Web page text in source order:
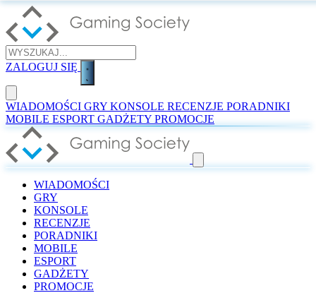
ZALOGUJ SIĘ
WIADOMOŚCI GRY KONSOLE RECENZJE PORADNIKI
MOBILE ESPORT GADŻETY PROMOCJE
WIADOMOŚCI
GRY
KONSOLE
RECENZJE
PORADNIKI
MOBILE
ESPORT
GADŻETY
PROMOCJE